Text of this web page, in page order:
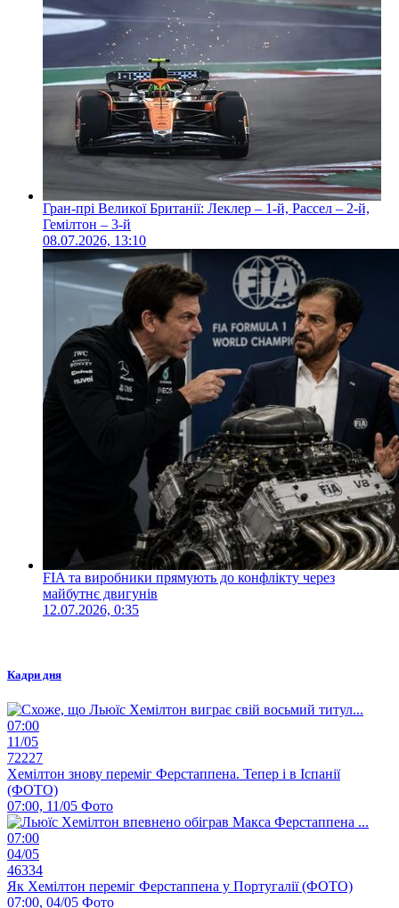
Гран-прі Великої Британії: Леклер – 1-й, Рассел – 2-й,
Гемілтон – 3-й
08.07.2026, 13:10
FIA та виробники прямують до конфлікту через
майбутнє двигунів
12.07.2026, 0:35
Кадри дня
07:00
11/05
72227
Хемілтон знову переміг Ферстаппена. Тепер і в Іспанії
(ФОТО)
07:00, 11/05 Фото
07:00
04/05
46334
Як Хемілтон переміг Ферстаппена у Португалії (ФОТО)
07:00, 04/05 Фото